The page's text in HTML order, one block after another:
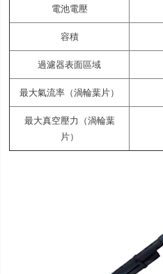
電池電壓
容積
過濾器表面區域
最大氣流率（渦輪葉片）
最大真空壓力（渦輪葉
片）